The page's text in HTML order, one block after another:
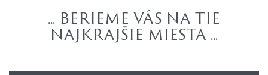
... BERIEME VÁS NA TIE
NAJKRAJŠIE MIESTA ...